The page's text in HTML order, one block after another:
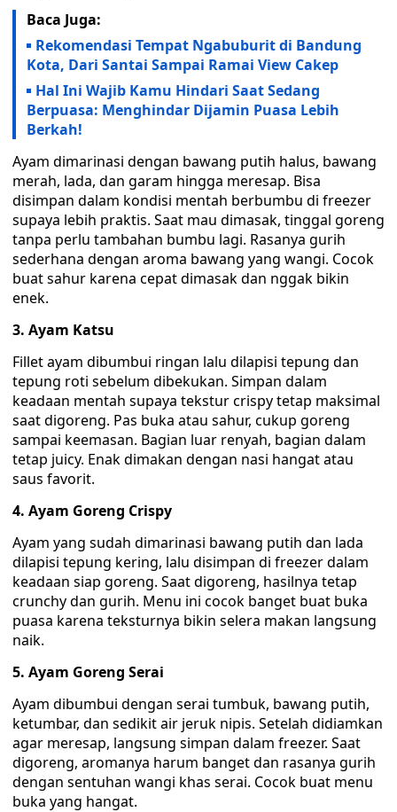
Baca Juga:
Rekomendasi Tempat Ngabuburit di Bandung
Kota, Dari Santai Sampai Ramai View Cakep
Hal Ini Wajib Kamu Hindari Saat Sedang
Berpuasa: Menghindar Dijamin Puasa Lebih
Berkah!
‎Ayam dimarinasi dengan bawang putih halus, bawang
merah, lada, dan garam hingga meresap. Bisa
disimpan dalam kondisi mentah berbumbu di freezer
supaya lebih praktis. Saat mau dimasak, tinggal goreng
tanpa perlu tambahan bumbu lagi. Rasanya gurih
sederhana dengan aroma bawang yang wangi. Cocok
buat sahur karena cepat dimasak dan nggak bikin
enek.
‎3. Ayam Katsu
‎Fillet ayam dibumbui ringan lalu dilapisi tepung dan
tepung roti sebelum dibekukan. Simpan dalam
keadaan mentah supaya tekstur crispy tetap maksimal
saat digoreng. Pas buka atau sahur, cukup goreng
sampai keemasan. Bagian luar renyah, bagian dalam
tetap juicy. Enak dimakan dengan nasi hangat atau
saus favorit.
4. Ayam Goreng Crispy
‎Ayam yang sudah dimarinasi bawang putih dan lada
dilapisi tepung kering, lalu disimpan di freezer dalam
keadaan siap goreng. Saat digoreng, hasilnya tetap
crunchy dan gurih. Menu ini cocok banget buat buka
puasa karena teksturnya bikin selera makan langsung
naik.
5. Ayam Goreng Serai
Ayam dibumbui dengan serai tumbuk, bawang putih,
ketumbar, dan sedikit air jeruk nipis. Setelah didiamkan
agar meresap, langsung simpan dalam freezer. Saat
digoreng, aromanya harum banget dan rasanya gurih
dengan sentuhan wangi khas serai. Cocok buat menu
buka yang hangat.